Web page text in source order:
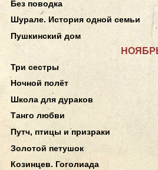
Без поводка
Шурале. История одной семьи
Пушкинский дом
Три сестры
Ночной полёт
Школа для дураков
Танго любви
Путч, птицы и призраки
Золотой петушок
Козинцев. Гоголиада